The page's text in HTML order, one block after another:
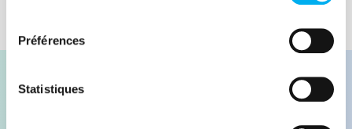
Préférences
Statistiques